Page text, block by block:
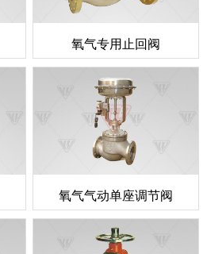
氧气专用止回阀
氧气气动单座调节阀